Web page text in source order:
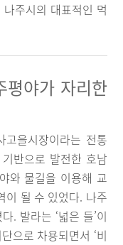
주시의 대표적인 먹
평야가 자리한
을시장이라는 전통
반으로 발전한 호남
와 물길을 이용해 교
이 될 수 있었다. 나주
. 발라는 ‘넓은 들’이
으로 차용되면서 ‘비